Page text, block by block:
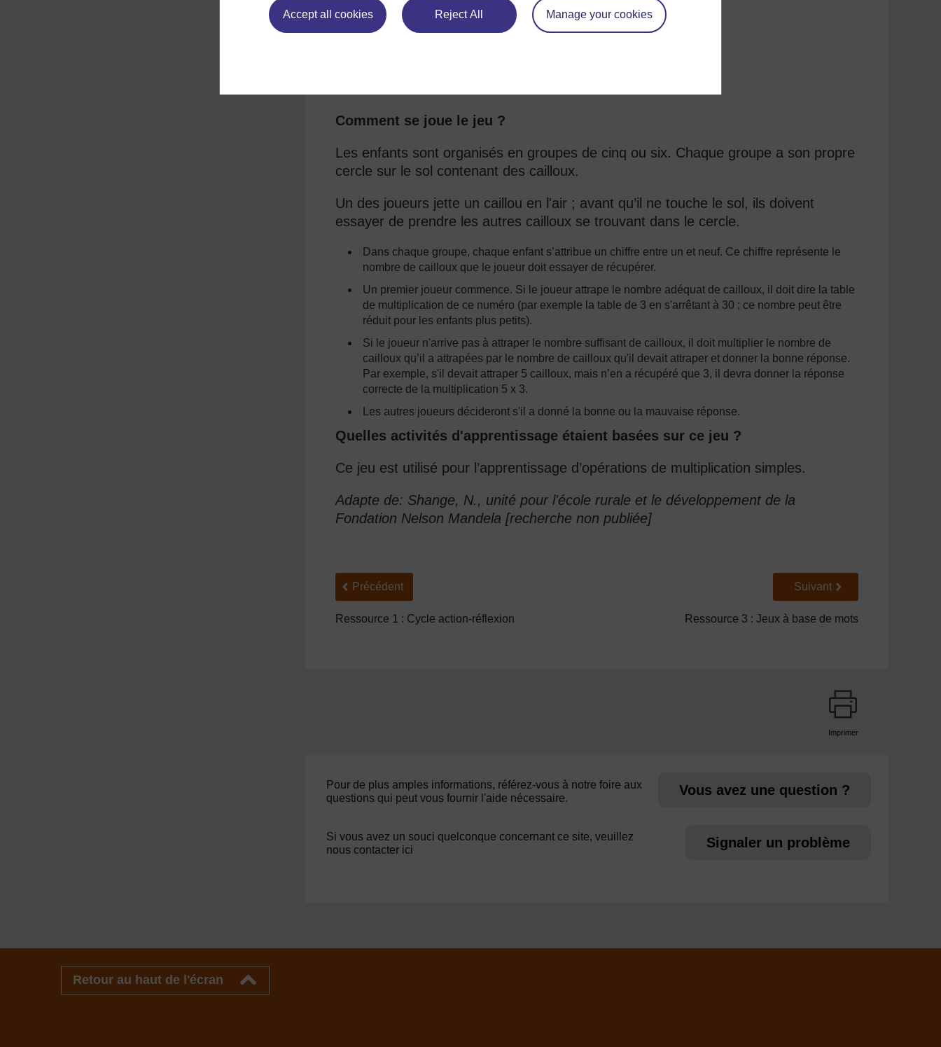
Accept all cookies Reject All Manage your cookies
Comment se joue le jeu ?
Les enfants sont organisés en groupes de cinq ou six. Chaque groupe a son propre
cercle sur le sol contenant des cailloux.
Un des joueurs jette un caillou en l'air ; avant qu’il ne touche le sol, ils doivent
essayer de prendre les autres cailloux se trouvant dans le cercle.
Dans chaque groupe, chaque enfant s’attribue un chiffre entre un et neuf. Ce chiffre représente le
nombre de cailloux que le joueur doit essayer de récupérer.
Un premier joueur commence. Si le joueur attrape le nombre adéquat de cailloux, il doit dire la table
de multiplication de ce numéro (par exemple la table de 3 en s'arrêtant à 30 ; ce nombre peut être
réduit pour les enfants plus petits).
Si le joueur n'arrive pas à attraper le nombre suffisant de cailloux, il doit multiplier le nombre de
cailloux qu’il a attrapées par le nombre de cailloux qu'il devait attraper et donner la bonne réponse.
Par exemple, s'il devait attraper 5 cailloux, mais n’en a récupéré que 3, il devra donner la réponse
correcte de la multiplication 5 x 3.
Les autres joueurs décideront s'il a donné la bonne ou la mauvaise réponse.
Quelles activités d'apprentissage étaient basées sur ce jeu ?
Ce jeu est utilisé pour l’apprentissage d’opérations de multiplication simples.
Adapte de: Shange, N., unité pour l'école rurale et le développement de la
Fondation Nelson Mandela [recherche non publiée]
Précédent
Précédent
Ressource 1 : Cycle action-réflexion
Suivant
Suivant
Ressource 3 : Jeux à base de mots
Imprimer
Pour de plus amples informations, référez-vous à notre foire aux
questions qui peut vous fournir l'aide nécessaire.
Vous avez une question ?
Si vous avez un souci quelconque concernant ce site, veuillez
nous contacter ici
Signaler un problème
Retour au haut de l'écran